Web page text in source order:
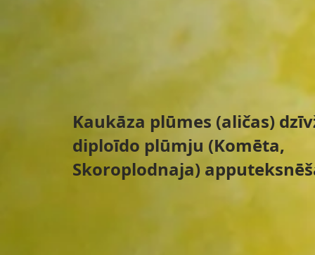
Kaukāza plūmes (aličas)
diploīdo plūmju (Komēta,
Skoroplodnaja)